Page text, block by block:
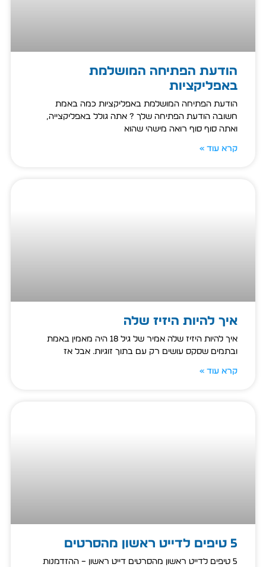
הודעת הפתיחה המושלמת
באפליקציות
הודעת הפתיחה המושלמת באפליקציות כמה באמת
חשובה הודעת הפתיחה שלך ? אתה גולל באפליקצייה,
ואתה סוף סוף רואה מישהי שהוא
קרא עוד »
איך להיות היזיז שלה
איך להיות היזיז שלה אמיר של גיל 18 היה מאמין באמת
ובתמים שסקס עושים רק עם בתוך זוגיות. אבל אז
קרא עוד »
5 טיפים לדייט ראשון מהסרטים דייט ראשון – ההזדמנות